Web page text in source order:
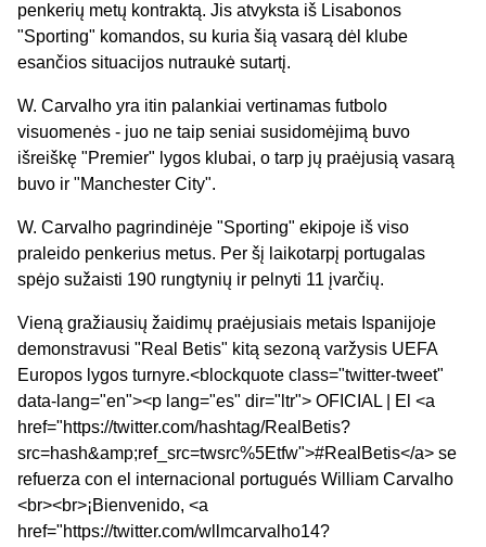
penkerių metų kontraktą. Jis atvyksta iš Lisabonos
"Sporting" komandos, su kuria šią vasarą dėl klube
esančios situacijos nutraukė sutartį.
W. Carvalho yra itin palankiai vertinamas futbolo
visuomenės - juo ne taip seniai susidomėjimą buvo
išreiškę "Premier" lygos klubai, o tarp jų praėjusią vasarą
buvo ir "Manchester City".
W. Carvalho pagrindinėje "Sporting" ekipoje iš viso
praleido penkerius metus. Per šį laikotarpį portugalas
spėjo sužaisti 190 rungtynių ir pelnyti 11 įvarčių.
Vieną gražiausių žaidimų praėjusiais metais Ispanijoje
demonstravusi "Real Betis" kitą sezoną varžysis UEFA
Europos lygos turnyre.<blockquote class="twitter-tweet"
data-lang="en"><p lang="es" dir="ltr"> OFICIAL | El <a
href="https://twitter.com/hashtag/RealBetis?
src=hash&amp;ref_src=twsrc%5Etfw">#RealBetis</a> se
refuerza con el internacional portugués William Carvalho
<br><br>¡Bienvenido, <a
href="https://twitter.com/wllmcarvalho14?